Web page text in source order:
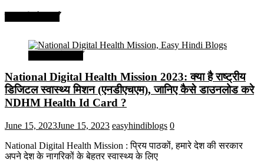
National Digital Health Mission 2023: क्या है राष्ट्रीय
डिजिटल स्वास्थ्य मिशन (एनडीएचएम), जानिए कैसे डाउनलोड करे
NDHM Health Id Card ?
June 15, 2023June 15, 2023 easyhindiblogs 0
National Digital Health Mission : प्रिय पाठकों, हमारे देश की सरकार
अपने देश के नागरिकों के बेहतर स्वास्थ्य के लिए